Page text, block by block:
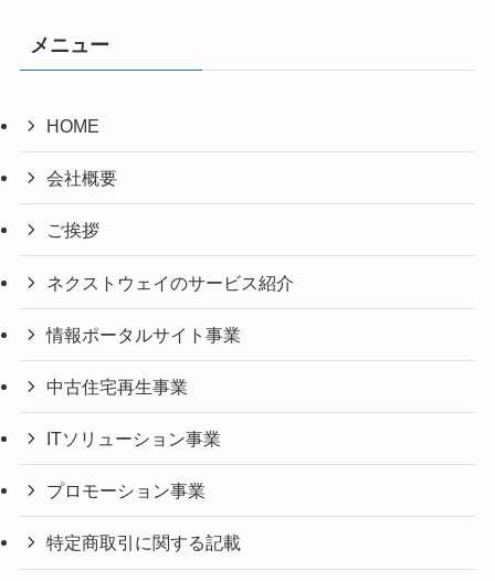
メニュー
HOME
会社概要
ご挨拶
ネクストウェイのサービス紹介
情報ポータルサイト事業
中古住宅再生事業
ITソリューション事業
プロモーション事業
特定商取引に関する記載